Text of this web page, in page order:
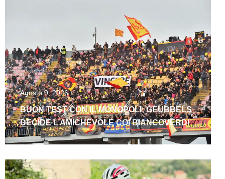
Agosto 9, 2026
BUON TEST CON IL MONOPOLI: GEUBBELS
DECIDE L’AMICHEVOLE COI BIANCOVERDI